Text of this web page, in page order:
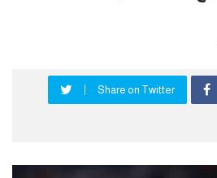
Share on Twitter